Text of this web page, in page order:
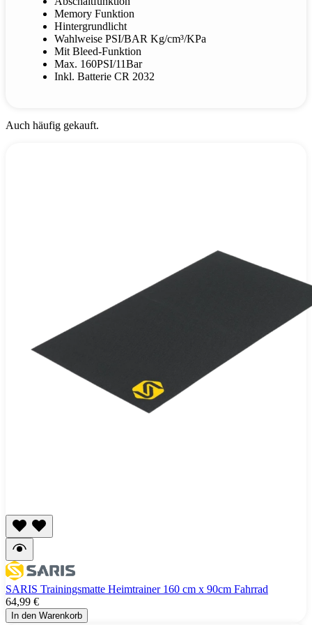
Memory Funktion
Hintergrundlicht
Wahlweise PSI/BAR Kg/cm³/KPa
Mit Bleed-Funktion
Max. 160PSI/11Bar
Inkl. Batterie CR 2032
Auch häufig gekauft.
SARIS Trainingsmatte Heimtrainer 160 cm x 90cm Fahrrad
64,99 €
In den Warenkorb